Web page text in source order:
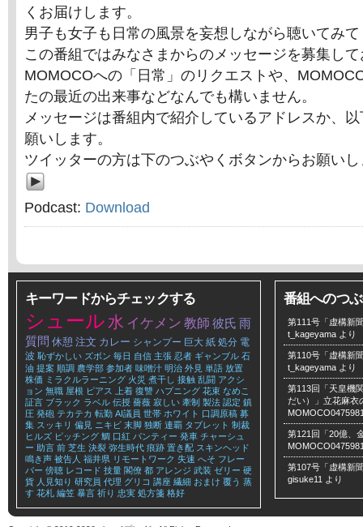
くお届けします。
男子も女子も日常の風景を妄想しながら聴いてみ
この番組ではみなさまからのメッセージを募集し
MOMOCOへの「日常」のリクエストや、
たの最近の出来事などなんでも構いません。
メッセージは番組内で紹介しているアドレスか、
願いします。
ツイッターの方は下のつぶやくボタンからお願い
Podcast: Download
キーワードからチェックする
シュール 水 イケメン 教師 彼氏 雨
質問 休憩 注文 カレー シャンプー 巨大 紙 処分 電
波 恥ずかしい ズボン 毎日 自信 主張 忍者 ギャンブル 石
油 提案 順調 農学部 参加者 味噌汁 明治 外見 単語 放置
株価 ミラクルラーニング 火災 煮干し 接触 乱闘 アクシ
ョン 無職 屋根 ピアス 上着 復讐 ハプニング 花束 なめこ
証言 ブラック ラベル 伝授 薔薇 寂しい 牽制 製法 認定 鎮
圧 発砲 テカテカ 転勤 AI議員 世帯 ホワイト 口調原稿 募
集 スッキリ 偏見 ニキビ 末脚 独断 連覇 タブレット 制裁
ヒルズ ピッチング 鯛 口紅 パンティー 発車 チャーシュ
ー 助言 前 芝生 決裂 弥生時代 痕跡 置き配 スキンヘッド
鳴き声 被告人 福井県 リモートワーク 失速 へそ フレー
バー 傍聴 レコード 技量 閣僚 都 アレンジ 武装 ゼリー 硬
貨 人見知り 研究員 代理 グリコ 講座 繊細 おまけ 覆う 蒸
す 花札 編笠 暴言 祈り 忠実 処方箋 格好
番組へのつ
第111号「虚構新
t_kageyama より
第110号「虚構新
t_kageyama より
第113回「天皇機
だい）」立花麻衣
第121回「20億、
第107号「虚構新
gisuke11 より